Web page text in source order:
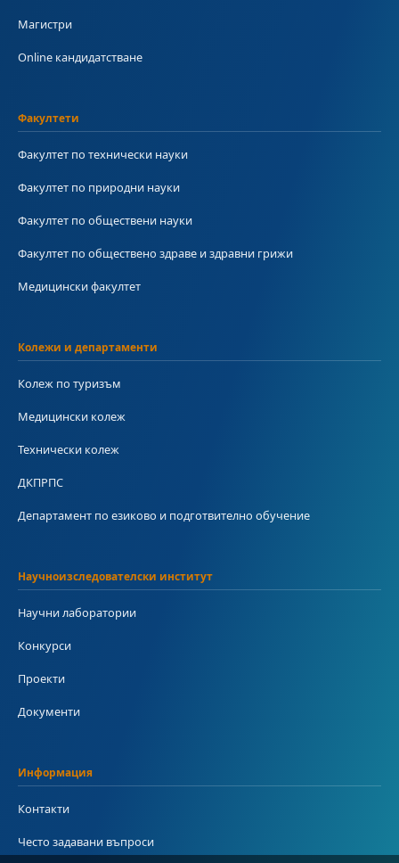
Магистри
Online кандидатстване
Факултети
Факултет по технически науки
Факултет по природни науки
Факултет по обществени науки
Факултет по обществено здраве и здравни грижи
Медицински факултет
Колежи и департаменти
Колеж по туризъм
Медицински колеж
Технически колеж
ДКПРПС
Департамент по езиково и подготвително обучение
Научноизследователски институт
Научни лаборатории
Конкурси
Проекти
Документи
Информация
Контакти
Често задавани въпроси